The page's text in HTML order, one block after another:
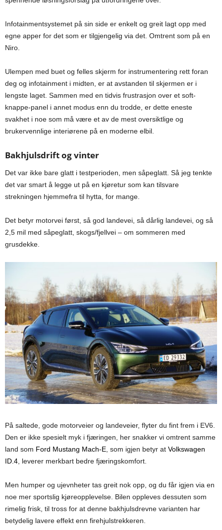
Infotainmentsystemet på sin side er enkelt og greit lagt opp med
egne apper for det som er tilgjengelig via det. Omtrent som på en
Niro.
Ulempen med buet og felles skjerm for instrumentering rett foran
deg og infotainment i midten, er at avstanden til skjermen er i
lengste laget. Sammen med en tidvis frustrasjon over et soft-
knappe-panel i annet modus enn du trodde, er dette eneste
svakhet i noe som må være et av de mest oversiktlige og
brukervennlige interiørene på en moderne elbil.
Bakhjulsdrift og vinter
Det var ikke bare glatt i testperioden, men såpeglatt. Så jeg tenkte
det var smart å legge ut på en kjøretur som kan tilsvare
strekningen hjemmefra til hytta, for mange.
Det betyr motorvei først, så god landevei, så dårlig landevei, og så
2,5 mil med såpeglatt, skogs/fjellvei – om sommeren med
grusdekke.
På saltede, gode motorveier og landeveier, flyter du fint frem i EV6.
Den er ikke spesielt myk i fjæringen, her snakker vi omtrent samme
land som Ford Mustang Mach-E , som igjen betyr at Volkswagen
ID.4 , leverer merkbart bedre fjæringskomfort.
Men humper og ujevnheter tas greit nok opp, og du får igjen via en
noe mer sportslig kjøreopplevelse. Bilen oppleves dessuten som
rimelig frisk, til tross for at denne bakhjulsdrevne varianten har
betydelig lavere effekt enn firehjulstrekkeren.